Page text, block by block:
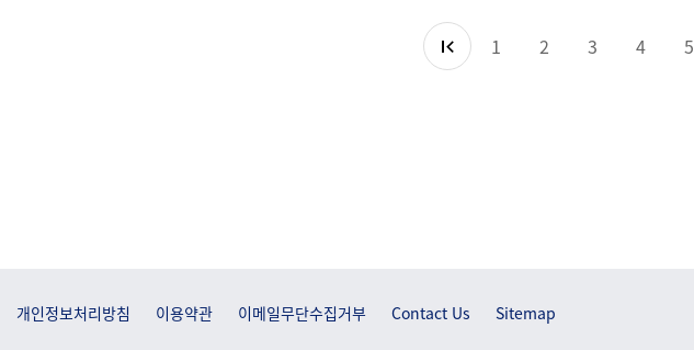
1 2 3 4 5
개인정보처리방침 이용약관 이메일무단수집거부 Contact Us Sitemap